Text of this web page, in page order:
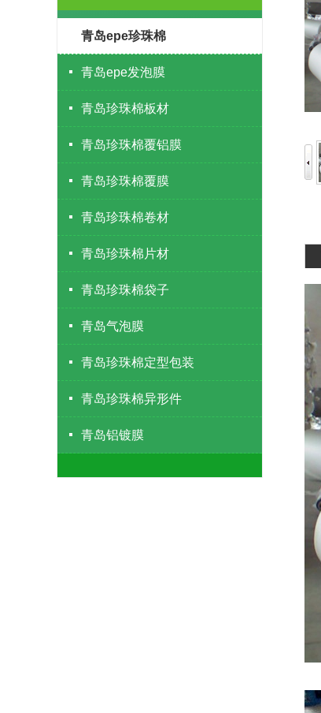
青岛epe珍珠棉
青岛epe发泡膜
青岛珍珠棉板材
青岛珍珠棉覆铝膜
青岛珍珠棉覆膜
青岛珍珠棉卷材
青岛珍珠棉片材
青岛珍珠棉袋子
青岛气泡膜
青岛珍珠棉定型包装
青岛珍珠棉异形件
青岛铝镀膜